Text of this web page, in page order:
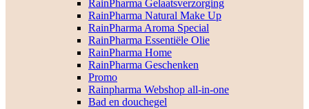
RainPharma Gelaatsverzorging
RainPharma Natural Make Up
RainPharma Aroma Special
RainPharma Essentiële Olie
RainPharma Home
RainPharma Geschenken
Promo
Rainpharma Webshop all-in-one
Bad en douchegel